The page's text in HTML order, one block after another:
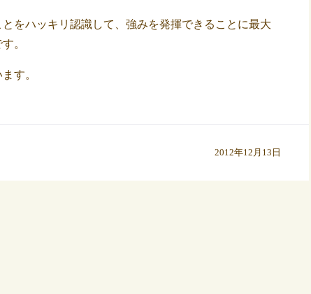
をハッキリ認識して、強みを発揮できることに最大
。
す。
2012年12月13日